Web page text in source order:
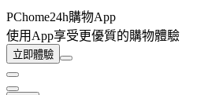
PChome24h購物App
使用App享受更優質的購物體驗
立即體驗